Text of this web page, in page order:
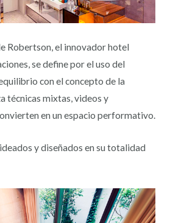
Robertson, el innovador hotel
se define por el uso del
con el concepto de la
técnicas mixtas, videos y
en un espacio performativo.
y diseñados en su totalidad